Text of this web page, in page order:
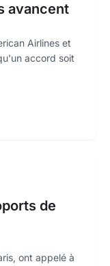
avancent
Airlines et
accord soit
de
ont appelé à